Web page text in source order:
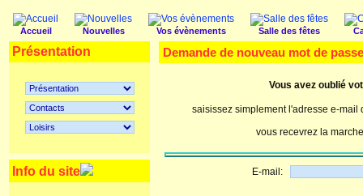
Accueil Nouvelles Vos évènements Salle des fêtes
Présentation
Info du site
Demande de nouveau mot de
Vous avez oublié
saisissez simplement l'adresse e-
vous recevrez la
E-mail: